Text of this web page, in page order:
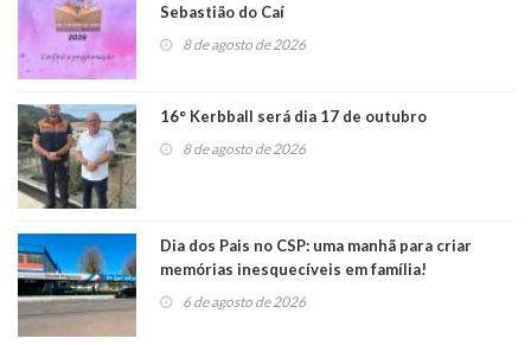
Sebastião do Caí
8 de agosto de 2026
16° Kerbball será dia 17 de outubro
8 de agosto de 2026
Dia dos Pais no CSP: uma manhã para criar
memórias inesquecíveis em família!
6 de agosto de 2026